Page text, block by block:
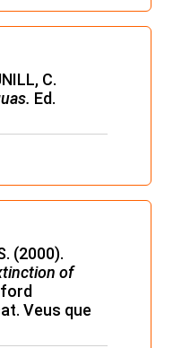
C.
Ed.
(2000).
of
Veus que